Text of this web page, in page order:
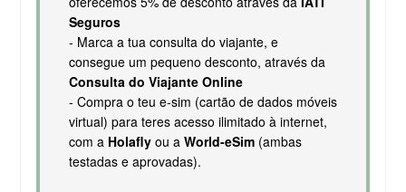
Seguros
- Marca a tua consulta do viajante, e
consegue um pequeno desconto, através da
Consulta do Viajante Online
- Compra o teu e-sim (cartão de dados móveis
virtual) para teres acesso ilimitado à internet,
com a Holaflyou a World-eSim(ambas
testadas e aprovadas).